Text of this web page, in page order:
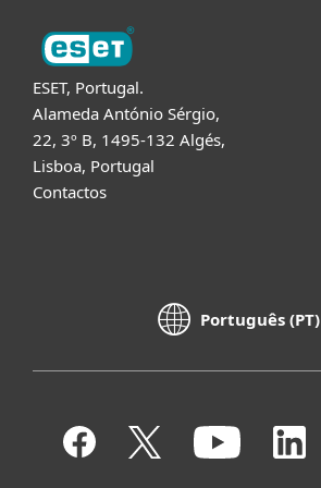
ESET, Portugal.
Alameda António Sérgio,
22, 3º B, 1495-132 Algés,
Lisboa, Portugal
Contactos
Português (PT)